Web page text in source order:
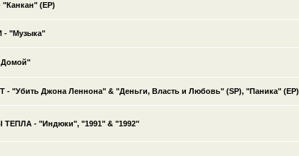
(EP)
"Музыка"
Домой"
Джона Леннона" & "Деньги, Власть и Любовь" (SP), "Паника" (EP)
- "Индюки", "1991" & "1992"